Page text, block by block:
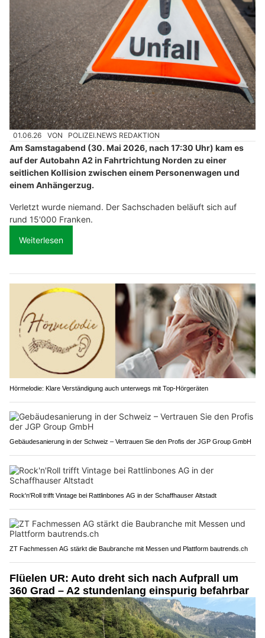
01.06.26 VON POLIZEI.NEWS REDAKTION
Am Samstagabend (30. Mai 2026, nach 17:30 Uhr) kam es
auf der Autobahn A2 in Fahrtrichtung Norden zu einer
seitlichen Kollision zwischen einem Personenwagen und
einem Anhängerzug.
Verletzt wurde niemand. Der Sachschaden beläuft sich auf
rund 15'000 Franken.
Weiterlesen
Hörmelodie: Klare Verständigung auch unterwegs mit Top-Hörgeräten
Gebäudesanierung in der Schweiz – Vertrauen Sie den Profis der JGP Group GmbH
Rock'n'Roll trifft Vintage bei Rattlinbones AG in der Schaffhauser Altstadt
ZT Fachmessen AG stärkt die Baubranche mit Messen und Plattform bautrends.ch
Flüelen UR: Auto dreht sich nach Aufprall um
360 Grad – A2 stundenlang einspurig befahrbar